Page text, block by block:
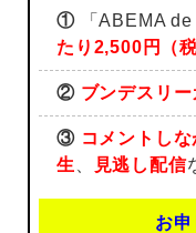
①「ABEMA de
たり2,500円（
② ブンデスリー
③ コメントし
生
見逃し配信
お申